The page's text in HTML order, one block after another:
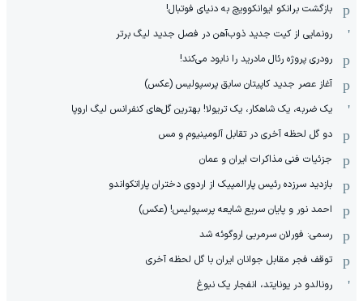
بازگشت برانکو ایوانکوویچ به دنیای فوتبال!
رونمایی از کیت جدید ذوب‌آهن در فصل جدید لیگ برتر
رودری پروژه رئال مادرید را نابود می‌کند!
آغاز عصر جدید کاپیتان سابق پرسپولیس (عکس)
یک ضربه، یک شاهکار، یک تریولا! بهترین گل‌های کنفرانس لیگ اروپا
دو گل لحظه آخری در تقابل آلومینیوم و مس
جزئیات فنی مذاکرات ایران و عمان
بازدید سرزده رئیس پارالمپیک از اردوی دختران پاراتکواندو
احمد نور و پایان سریع شایعه پرسپولیس! (عکس)
رسمی: فورلان سرمربی اروگوئه شد
توقف فجر مقابل جوانان ایران با گل لحظه آخری
رونالدو در یونایتد، انفجار یک نبوغ